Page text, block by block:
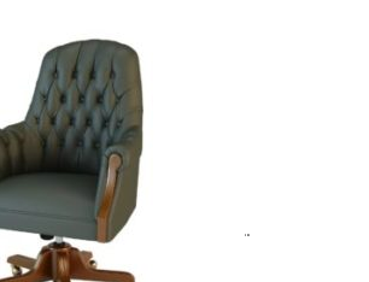
01013GB Кресло конфиде...